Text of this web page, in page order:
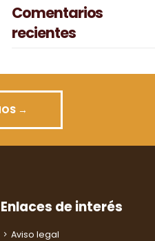
Comentarios
recientes
→
Enlaces de interés
Aviso legal